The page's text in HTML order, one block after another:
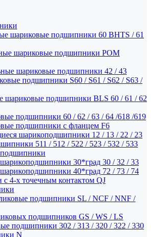
шариковые подшипники 60 BHTS / 61
шариковые подшипники POM
шариковые подшипники 42 / 43
подшипники S60 / S61 / S62 / S63 /
шариковые подшипники BLS 60 / 61 / 62
подшипники 60 / 62 / 63 / 64 /618 /619
подшипники с фланцем F6
шарикоподшипники 12 / 13 / 22 / 23
511 / 512 / 522 / 523 / 532 / 533
30*град 30 / 32 / 33
40*град 72 / 73 / 74
4-х точечным контактом QJ
подшипники SL / NCF / NNF /
подшипников GS / WS / LS
подшипники 302 / 313 / 320 / 322 / 330
N